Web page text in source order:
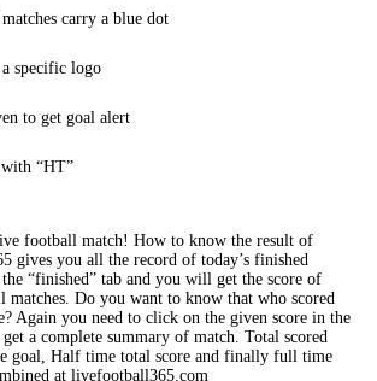
carry a blue dot
specific logo
to get goal alert
“HT”
football match! How to know the result of
gives you all the record of today’s finished
“finished” tab and you will get the score of
matches. Do you want to know that who scored
Again you need to click on the given score in the
a complete summary of match. Total scored
goal, Half time total score and finally full time
at livefootball365.com